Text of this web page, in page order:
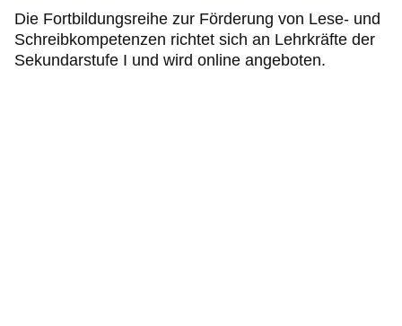
Die Fortbildungsreihe zur Förderung von Lese- und
Schreibkompetenzen richtet sich an Lehrkräfte der
Sekundarstufe I und wird online angeboten.